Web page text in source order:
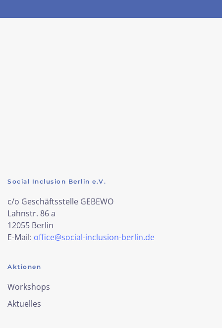
Social Inclusion Berlin e.V.
c/o Geschäftsstelle GEBEWO
Lahnstr. 86 a
12055 Berlin
E-Mail: office@social-inclusion-berlin.de
Aktionen
Workshops
Aktuelles